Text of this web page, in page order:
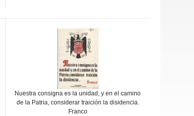
Nuestra consigna es la unidad, y en el camino
de la Patria, considerar traición la disidencia.
Franco